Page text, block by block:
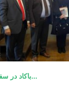
...باکاد در سفر به...